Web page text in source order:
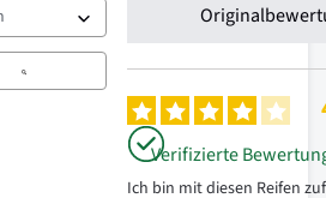
Verifizierte
Ich bin mit diesen Reifen